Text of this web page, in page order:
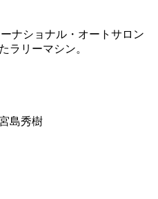
ナショナル・オートサロン
ラリーマシン。
島秀樹